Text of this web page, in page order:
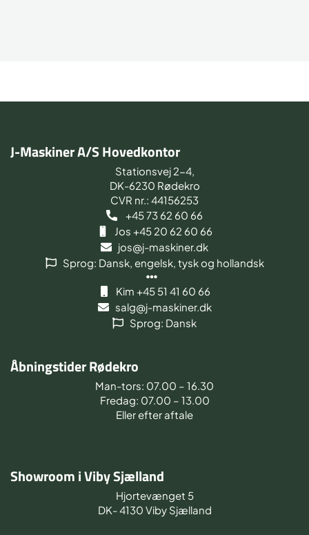
J-Maskiner A/S Hovedkontor
Stationsvej 2-4,
DK-6230 Rødekro
CVR nr.: 44156253
+45 73 62 60 66
Jos +45 20 62 60 66
jos@j-maskiner.dk
Sprog: Dansk, engelsk, tysk og hollandsk
Kim +45 51 41 60 66
salg@j-maskiner.dk
Sprog: Dansk
Åbningstider Rødekro
Man-tors: 07.00 – 16.30
Fredag: 07.00 – 13.00
Eller efter aftale
Showroom i Viby Sjælland
Hjortevænget 5
DK- 4130 Viby Sjælland